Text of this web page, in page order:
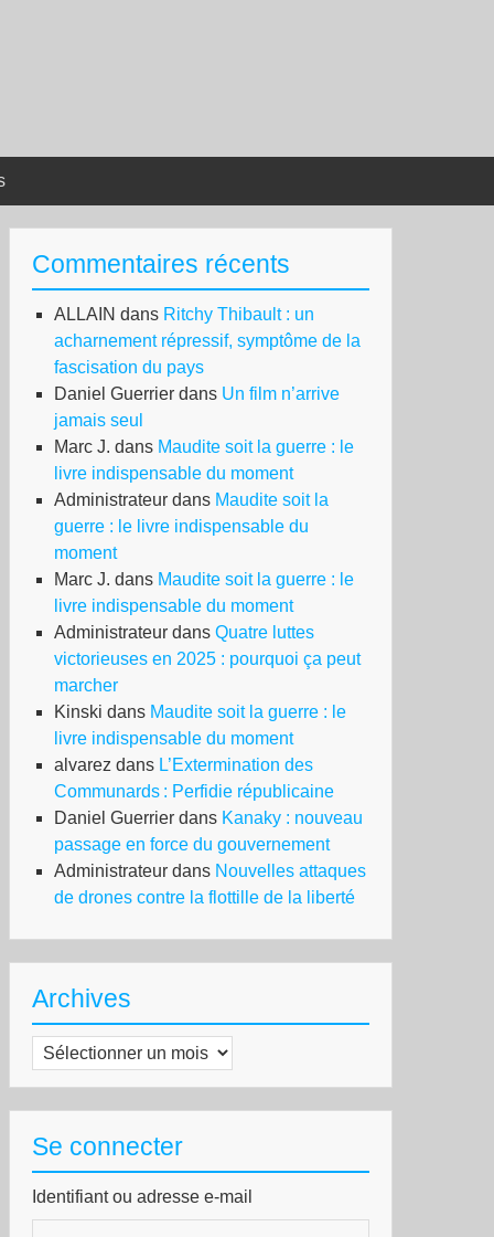
Commentaires récents
ALLAIN dans Ritchy Thibault : un
acharnement répressif, symptôme de la
fascisation du pays
Daniel Guerrier dans Un film n’arrive
jamais seul
Marc J. dans Maudite soit la guerre : le
livre indispensable du moment
Administrateur dans Maudite soit la
guerre : le livre indispensable du
moment
Marc J. dans Maudite soit la guerre : le
livre indispensable du moment
Administrateur dans Quatre luttes
victorieuses en 2025 : pourquoi ça peut
marcher
Kinski dans Maudite soit la guerre : le
livre indispensable du moment
alvarez dans L’Extermination des
Communards : Perfidie républicaine
Daniel Guerrier dans Kanaky : nouveau
passage en force du gouvernement
Administrateur dans Nouvelles attaques
de drones contre la flottille de la liberté
Archives
Archives
Se connecter
Identifiant ou adresse e-mail